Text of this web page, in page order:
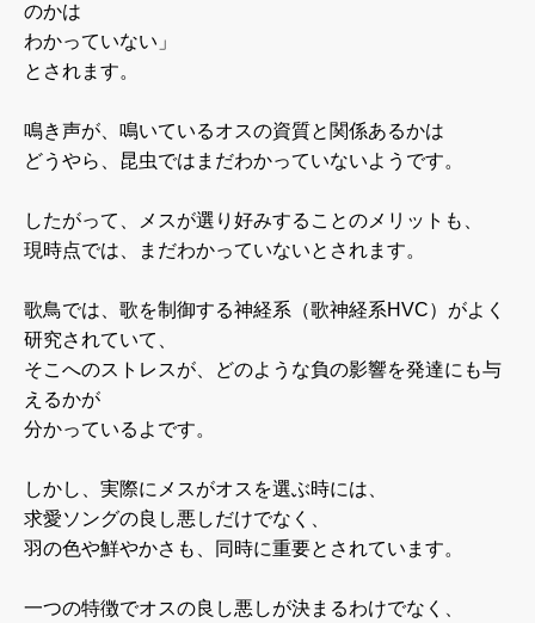
のかは
わかっていない」
とされます。
鳴き声が、鳴いているオスの資質と関係あるかは
どうやら、昆虫ではまだわかっていないようです。
したがって、メスが選り好みすることのメリットも、
現時点では、まだわかっていないとされます。
歌鳥では、歌を制御する神経系（歌神経系HVC）がよく
研究されていて、
そこへのストレスが、どのような負の影響を発達にも与
えるかが
分かっているよです。
しかし、実際にメスがオスを選ぶ時には、
求愛ソングの良し悪しだけでなく、
羽の色や鮮やかさも、同時に重要とされています。
一つの特徴でオスの良し悪しが決まるわけでなく、